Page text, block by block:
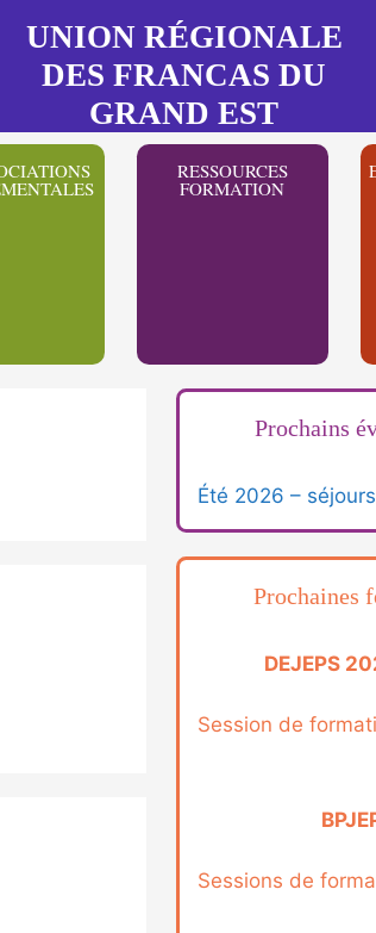
UNION RÉGIONALE
DES FRANCAS DU
GRAND EST
RESSOURCES
FORMATION
Prochains
Été 2026 –
Prochaines
DEJEPS
Session de
Sessions de